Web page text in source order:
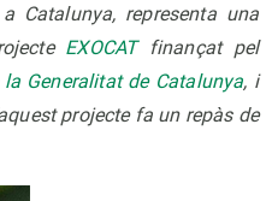
Catalunya, representa una
EXOCAT finançat pel
Generalitat de Catalunya, i
projectefa un repàs de